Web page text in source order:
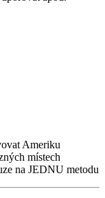
Ameriku
místech
na JEDNU metodu